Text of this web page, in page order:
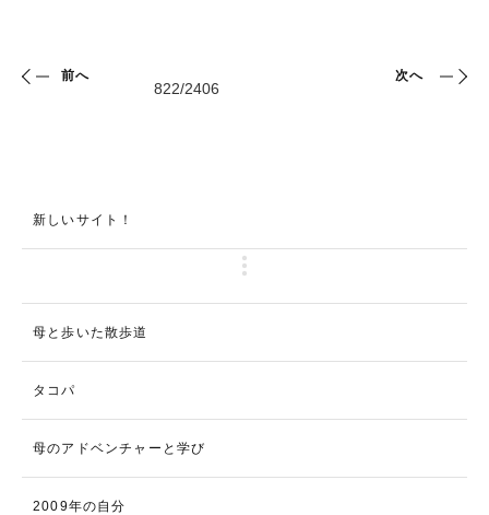
前へ 次へ
新しいサイト！
母と歩いた散歩道
タコパ
母のアドベンチャーと学び
2009年の自分